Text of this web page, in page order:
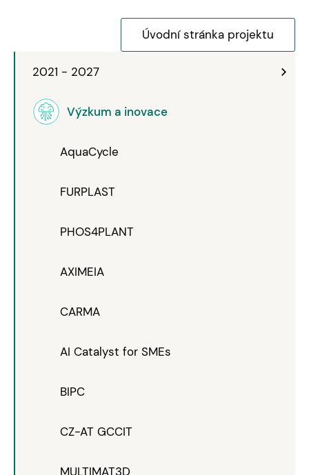
2021 - 2027
Výzkum a inovace
AquaCycle
FURPLAST
PHOS4PLANT
AXIMEIA
CARMA
AI Catalyst for SMEs
BIPC
CZ-AT GCCIT
MULTIMAT3D
Úvodní stránka projektu